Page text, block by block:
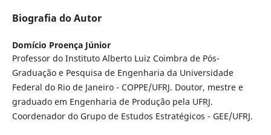
Biografia do Autor
Domício Proença Júnior
Professor do Instituto Alberto Luiz Coimbra de Pós-
Graduação e Pesquisa de Engenharia da Universidade
Federal do Rio de Janeiro - COPPE/UFRJ. Doutor, mestre e
graduado em Engenharia de Produção pela UFRJ.
Coordenador do Grupo de Estudos Estratégicos - GEE/UFRJ.